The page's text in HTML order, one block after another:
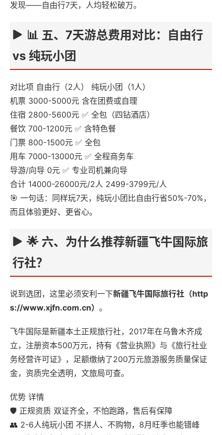
发现——自由行7天，人均轻松破万。
📊 五、7天游总费用对比：自由行
vs 纯玩小团
对比项 自由行（2人） 纯玩小团（1人）
机票 3000-5000元 含在团费或自理
住宿 2800-5600元 ✅ 全包（四钻酒店）
餐饮 700-1200元 ✅ 含特色餐
门票 800-1500元 ✅ 全包
用车 7000-13000元 ✅ 全程商务车
导游/向导 0元 ✅ 专业司机兼向导
合计 14000-26000元/2人 2499-3799元/人
🎯 一句话：同样玩7天，纯玩小团比自由行省50%-70%，
而且体验更好、更省心。
🌟 六、为什么推荐新疆飞牛国际旅
行社？
说到选团，这里必须安利一下新疆飞牛国际旅行社（http
s://www.xjfn.com.cn） 。
飞牛国际是新疆本土正规旅行社，2017年在乌鲁木齐成
立，注册资本500万元，持有《营业执照》与《旅行社业
务经营许可证》，足额缴纳了200万元旅游服务质量保证
金，资质完全透明，文旅局可查。
优势 详情
🛡️ 正规资质 双证齐全，不怕跑路，售后有保障
👥 2-6人纯玩小团 不拼人、不购物，8月旺季也能错峰